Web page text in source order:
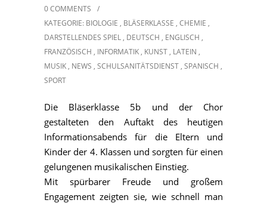
0 COMMENTS
/
KATEGORIE: BIOLOGIE , BLÄSERKLASSE , CHEMIE ,
DARSTELLENDES SPIEL , DEUTSCH , ENGLISCH ,
FRANZÖSISCH , INFORMATIK , KUNST , LATEIN ,
MUSIK , NEWS , SCHULSANITÄTSDIENST , SPANISCH ,
SPORT
Die Bläserklasse 5b und der Chor
gestalteten den Auftakt des heutigen
Informationsabends für die Eltern und
Kinder der 4. Klassen und sorgten für einen
gelungenen musikalischen Einstieg.
Mit spürbarer Freude und großem
Engagement zeigten sie, wie schnell man